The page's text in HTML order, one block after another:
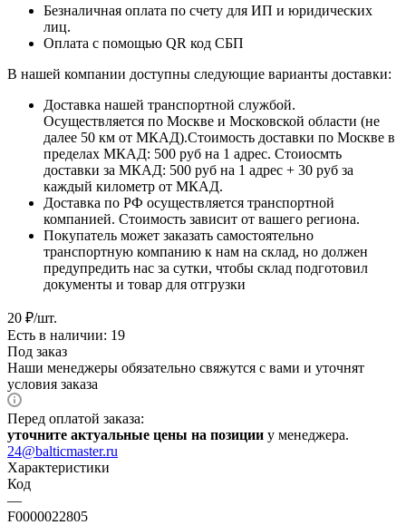
Безналичная оплата по счету для ИП и юридических
лиц.
Оплата с помощью QR код СБП
В нашей компании доступны следующие варианты доставки:
Доставка нашей транспортной службой.
Осуществляется по Москве и Московской области (не
далее 50 км от МКАД).Стоимость доставки по Москве в
пределах МКАД: 500 руб на 1 адрес. Стоиосмть
доставки за МКАД: 500 руб на 1 адрес + 30 руб за
каждый километр от МКАД.
Доставка по РФ осуществляется транспортной
компанией. Стоимость зависит от вашего региона.
Покупатель может заказать самостоятельно
транспортную компанию к нам на склад, но должен
предупредить нас за сутки, чтобы склад подготовил
документы и товар для отгрузки
20 ₽/шт.
Есть в наличии: 19
Под заказ
Наши менеджеры обязательно свяжутся с вами и уточнят
условия заказа
Перед оплатой заказа:
уточните актуальные цены на позиции у менеджера.
24@balticmaster.ru
Характеристики
Код
—
F0000022805